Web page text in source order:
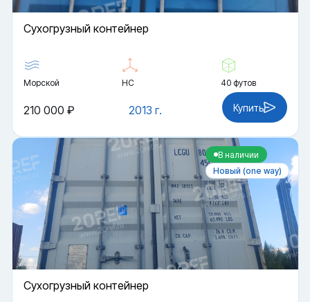
Cухогрузный контейнер
Морской HC 40 футов
2013 г.
210 000 ₽ Купить
В наличии
Новый (one way)
Cухогрузный контейнер